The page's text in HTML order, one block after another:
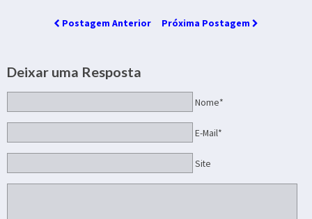
Postagem Anterior Próxima Postagem
Deixar uma Resposta
Nome*
E-Mail*
Site